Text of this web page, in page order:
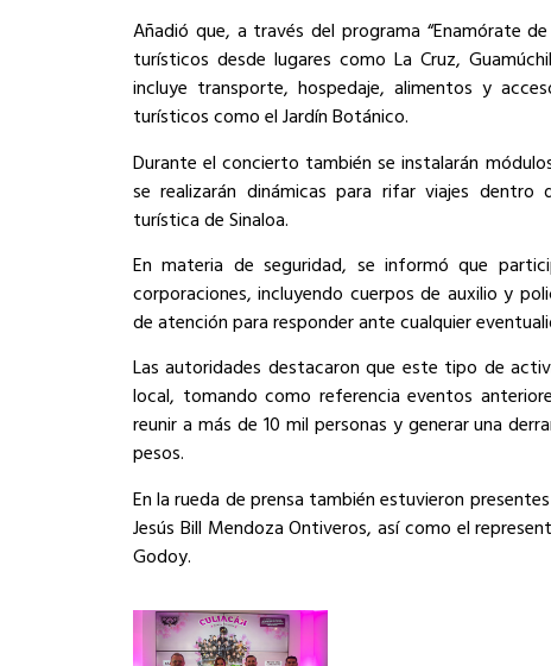
Añadió que, a través del programa “Enamórate
turísticos desde lugares como La Cruz,
incluye transporte, hospedaje, alimentos y
turísticos como el Jardín Botánico.
Durante el concierto también se instalarán
se realizarán dinámicas para rifar viajes
turística de Sinaloa.
En materia de seguridad, se informó que
corporaciones, incluyendo cuerpos de auxilio y
de atención para responder ante cualquier
Las autoridades destacaron que este tipo de
local, tomando como referencia eventos
reunir a más de 10 mil personas y generar una
pesos.
En la rueda de prensa también estuvieron
Jesús Bill Mendoza Ontiveros, así como el
Godoy.